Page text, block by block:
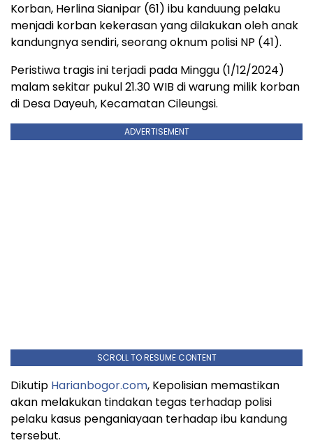
Korban, Herlina Sianipar (61) ibu kanduung pelaku
menjadi korban kekerasan yang dilakukan oleh anak
kandungnya sendiri, seorang oknum polisi NP (41).
Peristiwa tragis ini terjadi pada Minggu (1/12/2024)
malam sekitar pukul 21.30 WIB di warung milik korban
di Desa Dayeuh, Kecamatan Cileungsi.
ADVERTISEMENT
SCROLL TO RESUME CONTENT
Dikutip Harianbogor.com, Kepolisian memastikan
akan melakukan tindakan tegas terhadap polisi
pelaku kasus penganiayaan terhadap ibu kandung
tersebut.